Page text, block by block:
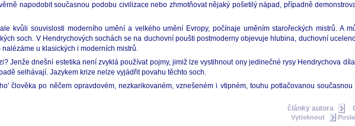
napodobit současnou podobu civilizace nebo zhmotňovat nějaký pošetilý nápad, případně
kvůli souvislosti moderního umění a velkého umění Evropy, počínaje uměním starořeckých mistrů. A
soch. V Hendrychových sochách se na duchovní poušti postmoderny objevuje hlubina, duchovní
u klasických i moderních mistrů.
Jenže dnešní estetika není zvyklá používat pojmy, jimiž lze vystihnout ony jedinečné rysy Hendrychova
selhávají. Jazykem krize nelze vyjádřit povahu těchto soch.
člověka po něčem opravdovém, nezkarikovaném, vznešeném i vtipném, touhu potlačovanou
články autora
Vytisknout